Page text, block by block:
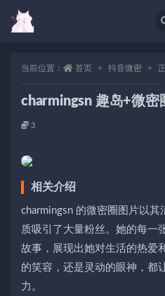
当前位置： 首页 抖音微密
charmingsn 趣岛+微密
3
相关介绍
charmingsn 的微密圈图片以
质吸引了大量粉丝。她的每一
故事，展现出她对生活的热爱
的笑容，还是灵动的眼神，都
力。